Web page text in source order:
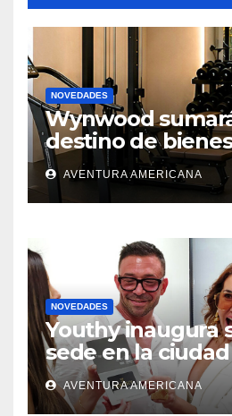
NOVEDADES
Wynwood
destino de
apertura de
AVENTURA AMERICANA
NOVEDADES
Youthy inaugura
sede en la
Aventura
AVENTURA AMERICANA